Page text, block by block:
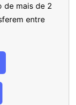
de mais de 2
entre